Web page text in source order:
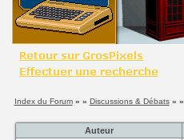
Index du Forum» » Discussions & Débats» »
Auteur